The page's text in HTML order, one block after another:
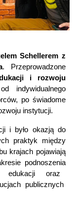
Schellerem z
. Przeprowadzone
i rozwoju
indywidualnego
po świadome
instytucji.
i było okazją do
praktyk między
krajach pojawiają
podnoszenia
edukacji oraz
publicznych